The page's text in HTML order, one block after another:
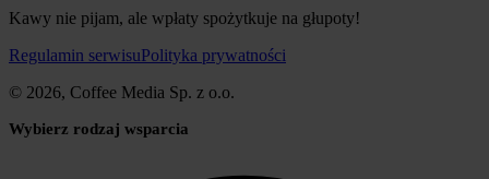
Kawy nie pijam, ale wpłaty spożytkuje na głupoty!
Regulamin serwisuPolityka prywatności
© 2026, Coffee Media Sp. z o.o.
Wybierz rodzaj wsparcia